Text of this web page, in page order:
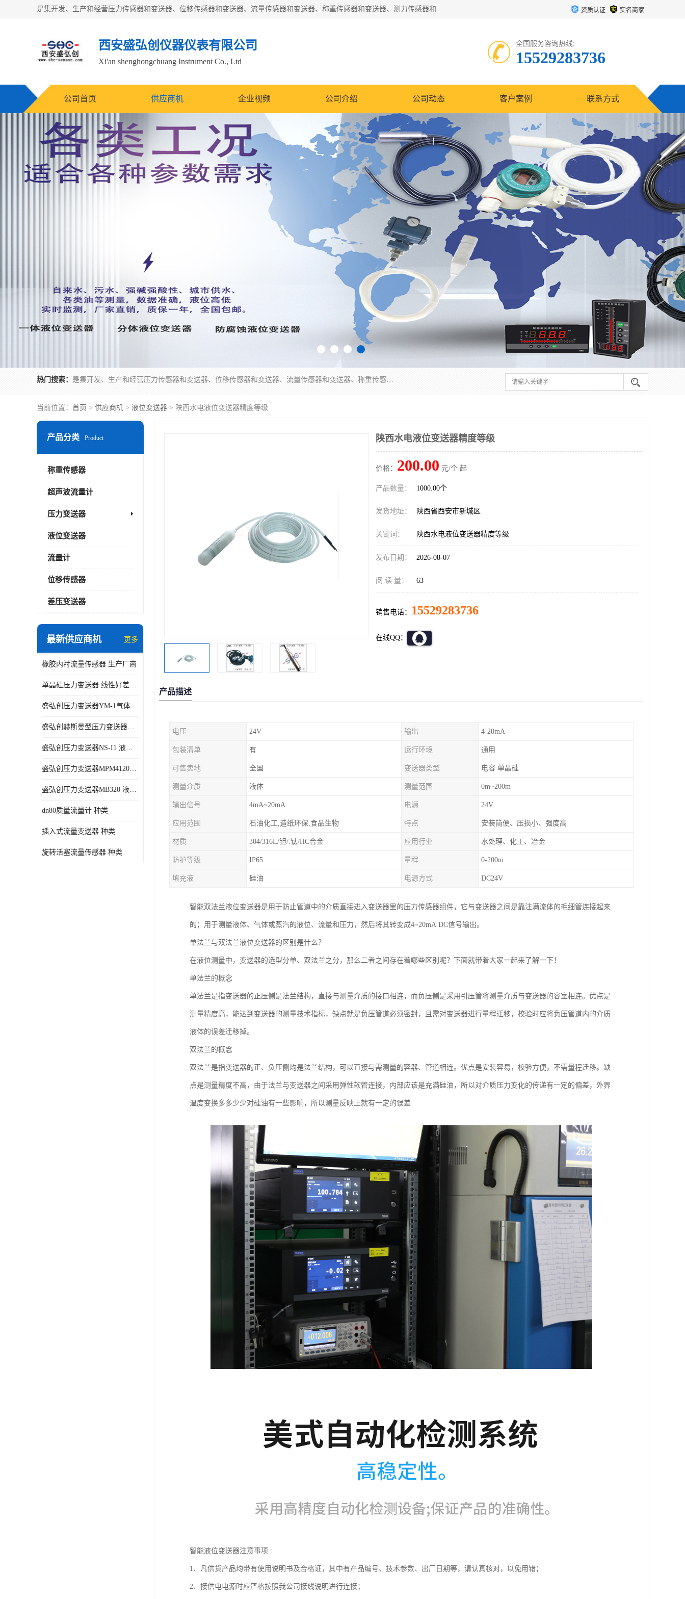
是集开发、生产和经营压力传感器和变送器、位移传感器和变送器、流量传感器和变送器、称重传感器和变送器、测力传感器和变送器、温湿度传感器和变送器、扭矩传感器、智能数显控制仪表等产品的化高新技术企业。 资质认证 实名商家
西安盛弘创仪器仪表有限公司
Xi'an shenghongchuang Instrument Co., Ltd
全国服务咨询热线:
15529283736
公司首页 供应商机 企业视频 公司介绍 公司动态 客户案例 联系方式
热门搜索： 是集开发、生产和经营压力传感器和变送器、位移传感器和变送器、流量传感器和变送器、称重传感器和变送器、测力传感器和变送器、温湿度传感器和变送器、扭矩传感器、智能数显控制仪表等产品的化高新技术企业。
当前位置： 首页 > 供应商机 > 液位变送器 > 陕西水电液位变送器精度等级
产品分类 Product
称重传感器
超声波流量计
压力变送器
液位变送器
流量计
位移传感器
差压变送器
最新供应商机 更多
橡胶内衬流量传感器 生产厂商
单晶硅压力变送器 线性好差压变送器
盛弘创压力变送器YM-1气体压力传感器负压计
盛弘创赫斯曼型压力变送器HG200 液体压力传感器负压计
盛弘创压力变送器NS-I1 液体压力传感器负压计
盛弘创压力变送器MPM4120C 液体压力传感器负压计
盛弘创压力变送器MB320 液体压力传感器负压计
dn80质量流量计 种类
插入式流量变送器 种类
旋转活塞流量传感器 种类
陕西水电液位变送器精度等级
价格： 200.00 元/个 起
产品数量： 1000.00个
发货地址： 陕西省西安市新城区
关键词： 陕西水电液位变送器精度等级
发布日期： 2026-08-07
阅 读 量： 63
销售电话： 15529283736
在线QQ：
产品描述
电压 24V 输出 4-20mA
包装清单 有 运行环境 通用
可售卖地 全国 变送器类型 电容 单晶硅
测量介质 液体 测量范围 0m~200m
输出信号 4mA~20mA 电源 24V
应用范围 石油化工,造纸环保,食品生物 特点 安装简便、压损小、强度高
材质 304/316L/钽/.钛/HC合金 应用行业 水处理、化工、冶金
防护等级 IP65 量程 0-200m
填充液 硅油 电源方式 DC24V
智能双法兰液位变送器是用于防止管道中的介质直接进入变送器里的压力传感器组件，它与变送器之间是靠注满流体的毛细管连接起来
的；用于测量液体、气体或蒸汽的液位、流量和压力，然后将其转变成4~20mA DC信号输出。
单法兰与双法兰液位变送器的区别是什么？
在液位测量中，变送器的选型分单、双法兰之分，那么二者之间存在着哪些区别呢？下面就带着大家一起来了解一下！
单法兰的概念
单法兰是指变送器的正压侧是法兰结构，直接与测量介质的接口相连，而负压侧是采用引压管将测量介质与变送器的容室相连。优点是
测量精度高，能达到变送器的测量技术指标，缺点就是负压管道必须密封，且需对变送器进行量程迁移，校验时应将负压管道内的介质
液体的误差迁移掉。
双法兰的概念
双法兰是指变送器的正、负压侧均是法兰结构，可以直接与需测量的容器、管道相连。优点是安装容易，校验方便，不需量程迁移。缺
点是测量精度不高，由于法兰与变送器之间采用弹性软管连接，内部应该是充满硅油，所以对介质压力变化的传递有一定的偏差，外界
温度变换多多少少对硅油有一些影响，所以测量反映上就有一定的误差
智能液位变送器注意事项 :
1、凡供货产品均带有使用说明书及合格证，其中有产品编号、技术参数、出厂日期等，请认真核对，以免用错；
2、接供电电源时应严格按照我公司接线说明进行连接；